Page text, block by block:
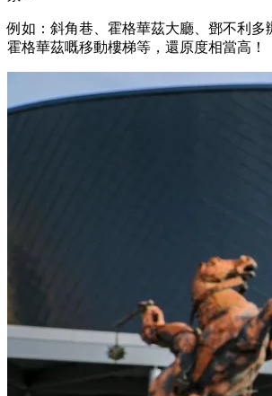
例如：斜角巷、霍格華茲大廳、鄧不利多
霍格華茲嘅移動樓梯等，還原度相當高！